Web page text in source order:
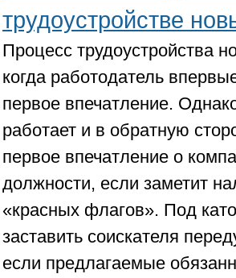
трудоустройстве
Процесс трудоустройства
когда работодатель
первое впечатление.
работает и в обратную
первое впечатление о
должности, если заметит
«красных флагов». Под
заставить соискателя
если предлагаемые